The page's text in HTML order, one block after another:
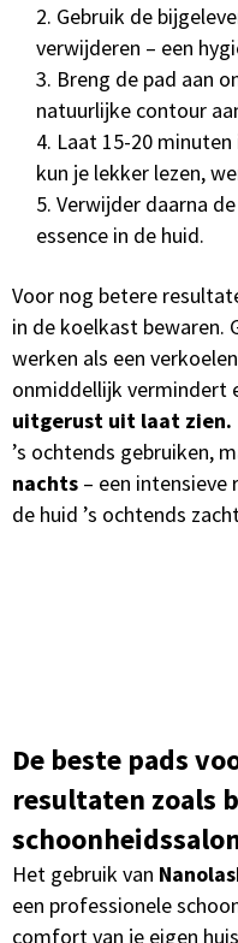
Gebruik de
verwijderen – een
Breng de pad aan
natuurlijke contour
Laat 15-20
kun je lekker lezen,
Verwijder daarna
essence in de huid.
Voor nog betere
in de koelkast bewaren.
werken als een
onmiddellijk vermindert
uitgerust uit laat zien.
’s ochtends gebruiken,
nachts – een intensieve
de huid ’s ochtends
De beste pads
resultaten zoals
Het gebruik van
een professionele
comfort van je eigen